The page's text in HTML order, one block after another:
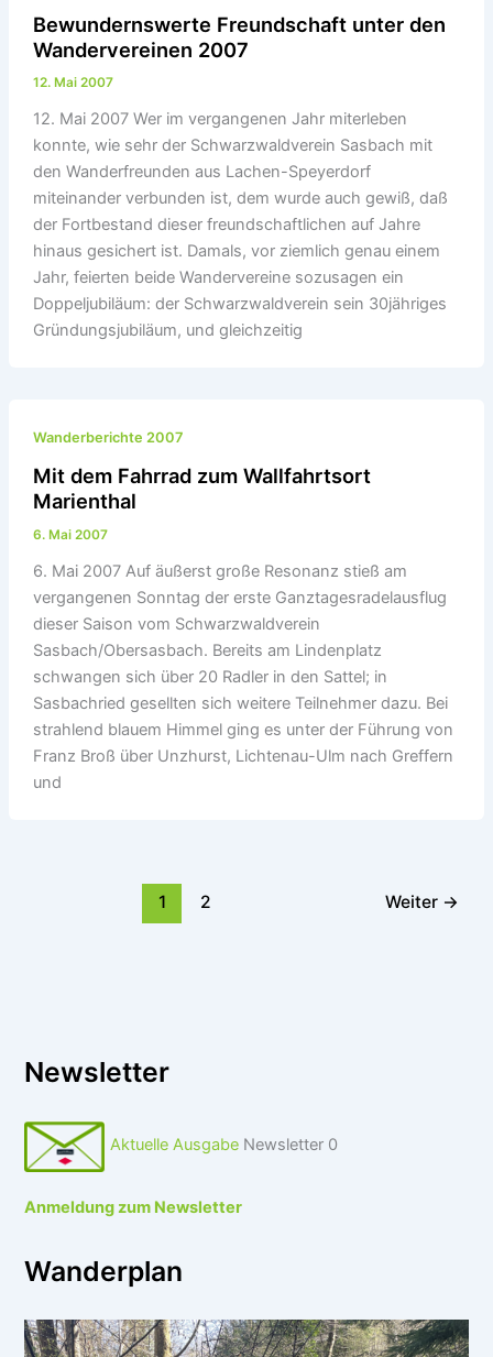
Bewundernswerte Freundschaft unter den
Wandervereinen 2007
12. Mai 2007
12. Mai 2007 Wer im vergangenen Jahr miterleben
konnte, wie sehr der Schwarzwaldverein Sasbach mit
den Wanderfreunden aus Lachen-Speyerdorf
miteinander verbunden ist, dem wurde auch gewiß, daß
der Fortbestand dieser freundschaftlichen auf Jahre
hinaus gesichert ist. Damals, vor ziemlich genau einem
Jahr, feierten beide Wandervereine sozusagen ein
Doppeljubiläum: der Schwarzwaldverein sein 30jähriges
Gründungsjubiläum, und gleichzeitig
Wanderberichte 2007
Mit dem Fahrrad zum Wallfahrtsort
Marienthal
6. Mai 2007
6. Mai 2007 Auf äußerst große Resonanz stieß am
vergangenen Sonntag der erste Ganztagesradelausflug
dieser Saison vom Schwarzwaldverein
Sasbach/Obersasbach. Bereits am Lindenplatz
schwangen sich über 20 Radler in den Sattel; in
Sasbachried gesellten sich weitere Teilnehmer dazu. Bei
strahlend blauem Himmel ging es unter der Führung von
Franz Broß über Unzhurst, Lichtenau-Ulm nach Greffern
und
1 2 Weiter →
Newsletter
Aktuelle Ausgabe Newsletter 0
Anmeldung zum Newsletter
Wanderplan